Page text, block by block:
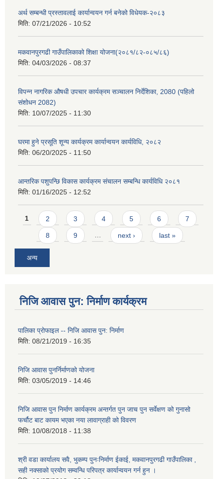
अर्थ सम्बन्धी प्रस्तावलाई कार्यान्वयन गर्न बनेको विधेयक-२०८३
मिति: 07/21/2026 - 10:52
मकवानपुरगढी गाउँपालिकाको शिक्षा योजना(२०८१/८२-०८५/८६)
मिति: 04/03/2026 - 08:37
विपन्न नागरिक औषधी उपचार कार्यक्रम सञ्चालन निर्देशिका, 2080 (पहिलो
संशोधन 2082)
मिति: 10/07/2025 - 11:30
घरमा हुने प्रसूति शून्य कार्यक्रम कार्यान्वयन कार्यविधि, २०८२
मिति: 06/20/2025 - 11:50
आन्तरिक पशुपन्छि विकास कार्यक्रम संचालन सम्बन्धि कार्यविधि २०८१
मिति: 01/16/2025 - 12:52
Pages
1 2 3 4 5 6 7
8 9 … next › last »
अन्य
निजि आवास पुन: निर्माण कार्यक्रम
पालिका प्राेफाइल -- निजि आवास पुन: निर्माण
मिति: 08/21/2019 - 16:35
निजि आवास पुनर्निर्माणको योजना
मिति: 03/05/2019 - 14:46
निजि आवास पुन निर्माण कार्यक्रम अन्तर्गत पुन जाच पुन सर्वेक्षण को गुनासो
फर्चौट बाट कायम भएका नया लावाग्राही को विवरण
मिति: 10/08/2018 - 11:38
श्री वडा कार्यालय सवै, भुकम्प पुनःनिर्माण ईकाई, मकवानपुरगढी गाउँपालिका ,
सही नक्साको प्रयोग सम्वन्धि परिपत्र कार्यान्वयन गर्न हुन ।